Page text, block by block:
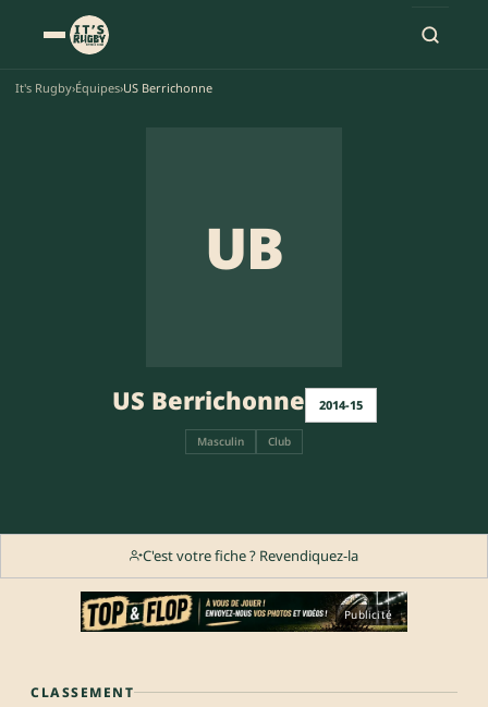
It's Rugby›Équipes›US Berrichonne
UB
US Berrichonne 2014-15
Masculin Club
C'est votre fiche ? Revendiquez-la
Publicité
CLASSEMENT